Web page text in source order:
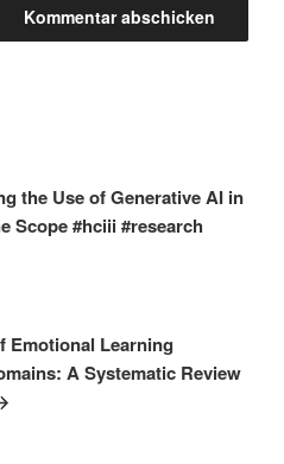
the Use of Generative AI in
Scope #hciii #research
Emotional Learning
A Systematic Review